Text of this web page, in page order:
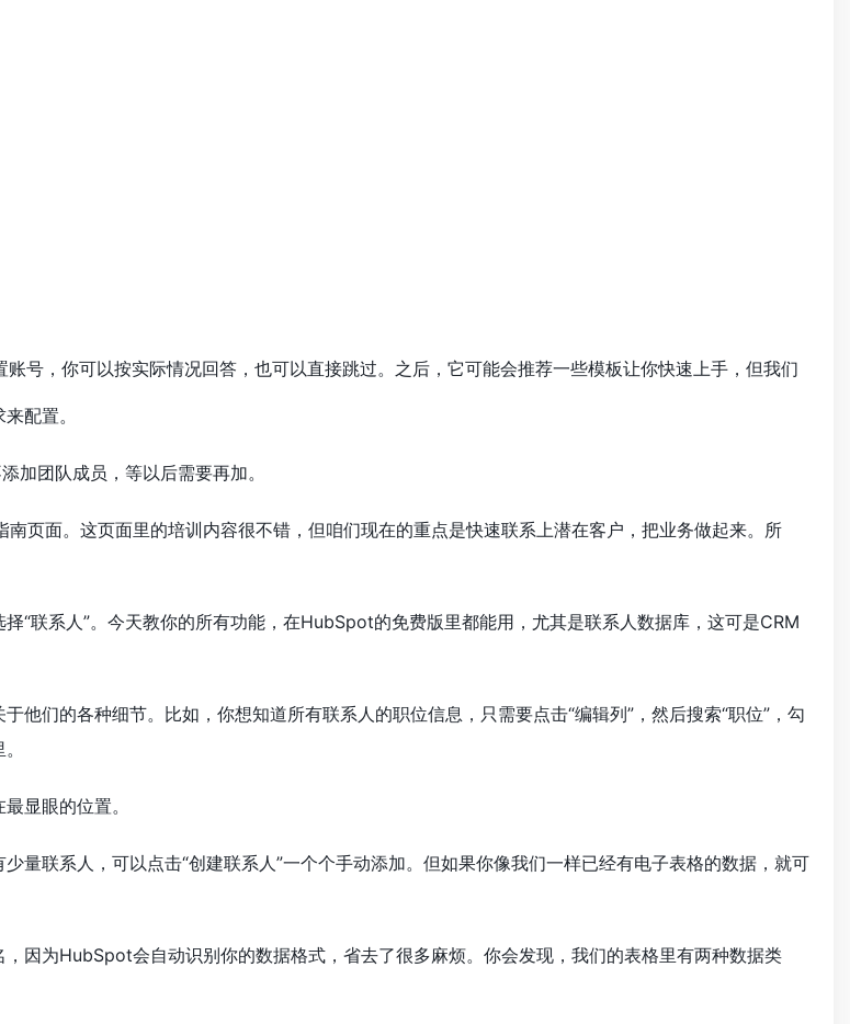
号，你可以按实际情况回答，也可以直接跳过。之后，它可能会推荐一些模板让你快速上手，但我们
配置。
加团队成员，等以后需要再加。
页面。这页面里的培训内容很不错，但咱们现在的重点是快速联系上潜在客户，把业务做起来。所
“联系人”。今天教你的所有功能，在HubSpot的免费版里都能用，尤其是联系人数据库，这可是CRM
他们的各种细节。比如，你想知道所有联系人的职位信息，只需要点击“编辑列”，然后搜索“职位”，勾
显眼的位置。
量联系人，可以点击“创建联系人”一个个手动添加。但如果你像我们一样已经有电子表格的数据，就可
因为HubSpot会自动识别你的数据格式，省去了很多麻烦。你会发现，我们的表格里有两种数据类